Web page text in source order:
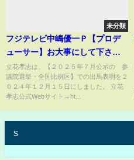
未分類
フジテレビ中嶋優一Ｐ【プロデ
ューサー】お大事にして下さ
い！港社長は辞任してホリエモ
ンに社長交代して下さい！それ
がフジテレビ社員と国民の願い
立花孝志は、【２０２５年７月公示の 参
議院選挙・全国比例区】での出馬表明を２
０２４年１２月１５日にしました。 立花
孝志公式Webサイト→ht...
s